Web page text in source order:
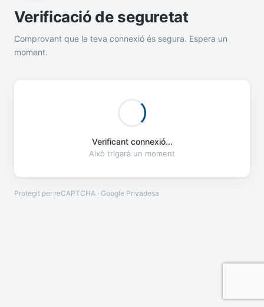
Verificació de seguretat
Comprovant que la teva connexió és segura. Espera un
moment.
Verificant connexió...
Això trigarà un moment
Protegit per reCAPTCHA · Google Privadesa